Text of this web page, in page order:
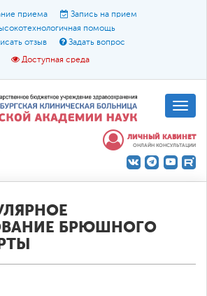
приема
Запись на прием
помощь
отзыв
Задать вопрос
Доступная среда
шрифта: A A A
среде
ЛИЧНЫЙ КАБИНЕТ
ОНЛАЙН КОНСУЛЬТАЦИИ
БРЮШНОГО